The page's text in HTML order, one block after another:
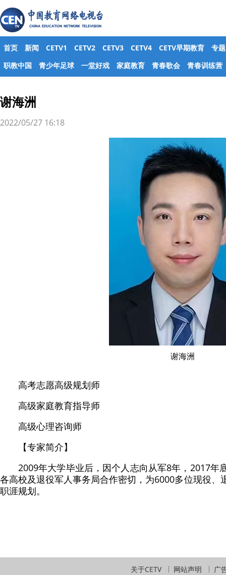
首页 新闻 CETV1 CETV2 CETV3 CETV4 CETV早期教育
专题
职教中国
青少年足球 一堂好戏 家庭教育 青春歌会 青春训练营
谢海洲
2022/05/27 16:18
谢海洲
高考志愿高级规划师
高级家庭教育指导师
高级心理咨询师
【专家简介】
2009年大学毕业后，因个人志向从军8年，2017年
各高校及退役军人事务局合作密切，为6000多位现役、
职涯规划。
关于CETV 网站声明 广